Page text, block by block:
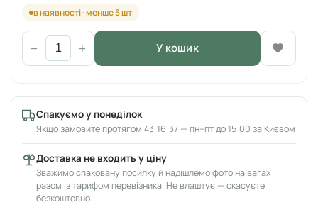
в наявності · менше 5 шт
− + У кошик
Спакуємо у понеділок
Якщо замовите протягом 43:16:37 — пн–пт до 15:00 за Києвом
Доставка не входить у ціну
Зважимо спаковану посилку й надішлемо фото на вагах
разом із тарифом перевізника. Не влаштує — скасуєте
безкоштовно.